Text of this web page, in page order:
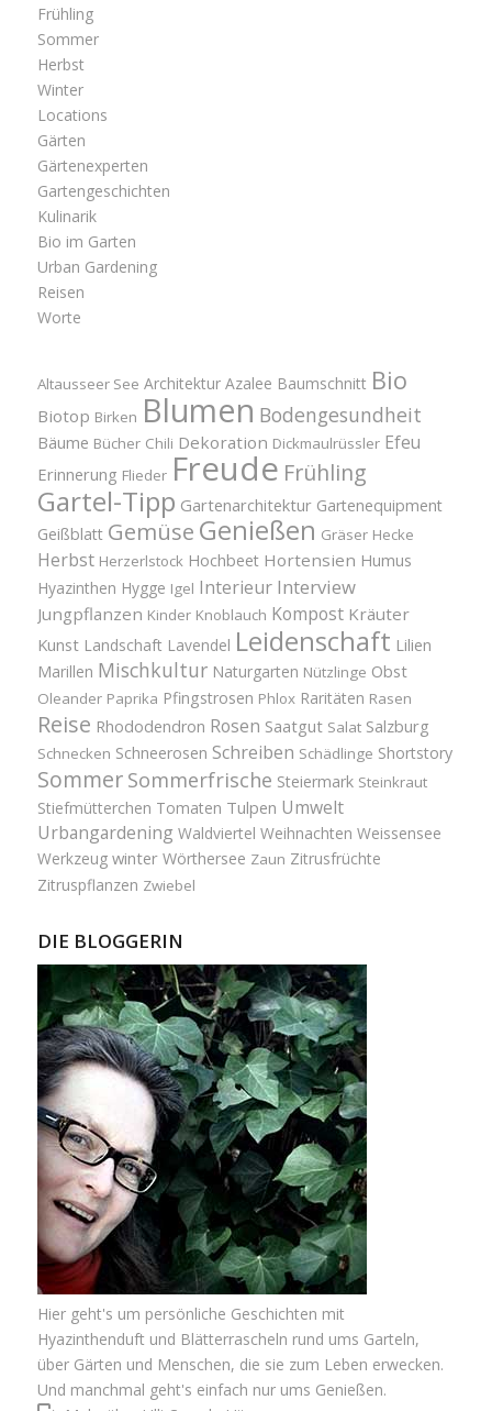
Frühling
Sommer
Herbst
Winter
Locations
Gärten
Gärtenexperten
Gartengeschichten
Kulinarik
Bio im Garten
Urban Gardening
Reisen
Worte
Altausseer See Architektur Azalee Baumschnitt Bio
Biotop Birken Blumen Bodengesundheit
Bäume Bücher Chili Dekoration Dickmaulrüssler Efeu
Erinnerung Flieder Freude Frühling
Gartel-Tipp Gartenarchitektur Gartenequipment
Geißblatt Gemüse Genießen Gräser Hecke
Herbst Herzerlstock Hochbeet Hortensien Humus
Hyazinthen Hygge Igel Interieur Interview
Jungpflanzen Kinder Knoblauch Kompost Kräuter
Kunst Landschaft Lavendel Leidenschaft Lilien
Marillen Mischkultur Naturgarten Nützlinge Obst
Oleander Paprika Pfingstrosen Phlox Raritäten Rasen
Reise Rhododendron Rosen Saatgut Salat Salzburg
Schnecken Schneerosen Schreiben Schädlinge Shortstory
Sommer Sommerfrische Steiermark Steinkraut
Stiefmütterchen Tomaten Tulpen Umwelt
Urbangardening Waldviertel Weihnachten Weissensee
Werkzeug winter Wörthersee Zaun Zitrusfrüchte
Zitruspflanzen Zwiebel
DIE BLOGGERIN
Hier geht's um persönliche Geschichten mit
Hyazinthenduft und Blätterrascheln rund ums Garteln,
über Gärten und Menschen, die sie zum Leben erwecken.
Und manchmal geht's einfach nur ums Genießen.